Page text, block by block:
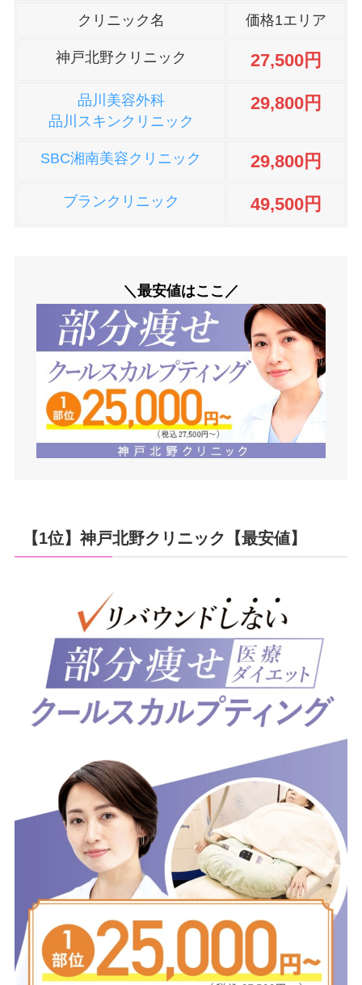
クリニック名 価格1エリア
神戸北野クリニック 27,500円
品川美容外科
品川スキンクリニック
29,800円
SBC湘南美容クリニック 29,800円
ブランクリニック 49,500円
＼最安値はここ／
【1位】神戸北野クリニック【最安値】